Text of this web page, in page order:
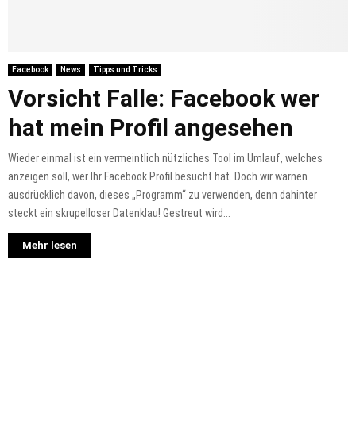
Facebook News Tipps und Tricks
Vorsicht Falle: Facebook wer
hat mein Profil angesehen
Wieder einmal ist ein vermeintlich nützliches Tool im Umlauf, welches
anzeigen soll, wer Ihr Facebook Profil besucht hat. Doch wir warnen
ausdrücklich davon, dieses „Programm“ zu verwenden, denn dahinter
steckt ein skrupelloser Datenklau! Gestreut wird...
Mehr lesen